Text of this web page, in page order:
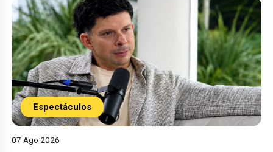
Espectáculos
07 Ago 2026